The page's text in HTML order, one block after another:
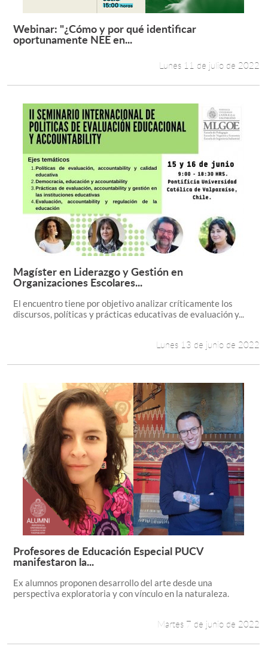
Leer más +
Webinar: "¿Cómo y por qué identificar
oportunamente NEE en...
Lunes 11 de julio de 2022
Leer más +
Magíster en Liderazgo y Gestión en
Organizaciones Escolares...
El encuentro tiene por objetivo analizar críticamente los
discursos, políticas y prácticas educativas de evaluación y...
Lunes 13 de junio de 2022
Leer más +
Profesores de Educación Especial PUCV
manifestaron la...
Ex alumnos proponen desarrollo del arte desde una
perspectiva exploratoria y con vínculo en la naturaleza.
Martes 7 de junio de 2022